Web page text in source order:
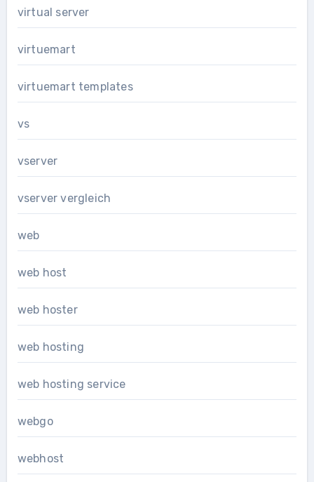
virtual server
virtuemart
virtuemart templates
vs
vserver
vserver vergleich
web
web host
web hoster
web hosting
web hosting service
webgo
webhost